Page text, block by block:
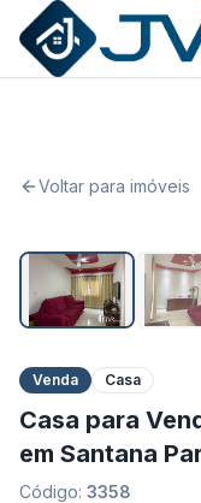
JVR Imóveis
Voltar para imóveis
Venda Casa
Casa para
em Santana
Código: 3358